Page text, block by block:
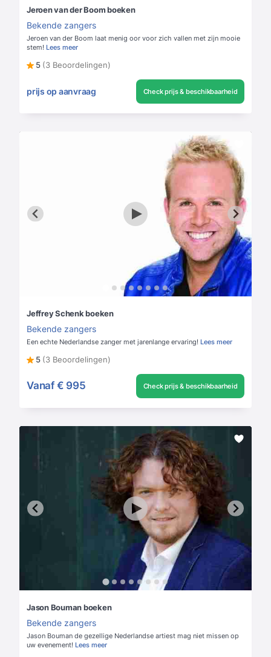
Jeroen van der Boom boeken
Bekende zangers
Jeroen van der Boom laat menig oor voor zich vallen met zijn mooie
stem! Lees meer
5 (3 Beoordelingen)
prijs op aanvraag Check prijs & beschikbaarheid
Jeffrey Schenk boeken
Bekende zangers
Een echte Nederlandse zanger met jarenlange ervaring! Lees meer
5 (3 Beoordelingen)
Vanaf € 995 Check prijs & beschikbaarheid
Jason Bouman boeken
Bekende zangers
Jason Bouman de gezellige Nederlandse artiest mag niet missen op
uw evenement! Lees meer